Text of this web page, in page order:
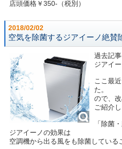
店頭価格￥350-（税別）
2018/02/02
空気を除菌するジアイーノ絶賛
過去記
ジアイー
ここ最
た。
ので、
ご紹介し
「除菌
ジアイーノの効果は
空調機から出る風をも除菌している